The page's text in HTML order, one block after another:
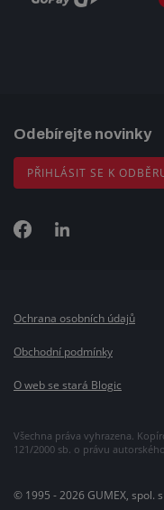
Odebírejte novinky
PŘIHLÁSIT SE K
Všechna práva vyhrazena.
121/2000 sb. o právu
Ochrana osobních údajů
Obchodní podmínky
O web se stará Blogic
© 1995 - 2026 GUMEX, spol.